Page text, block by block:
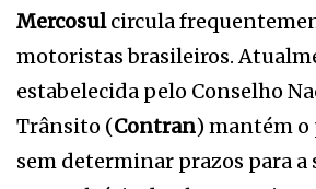
Mercosulcircula
motoristas brasileiros.
estabelecida pelo Conselho
Trânsito (Contran) mantém o
sem determinar prazos para